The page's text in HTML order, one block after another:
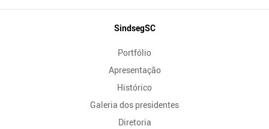
SindsegSC
Portfólio
Apresentação
Histórico
Galeria dos presidentes
Diretoria